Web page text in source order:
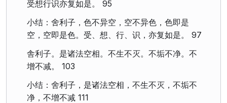
受想行识亦复如是。 95
小结：舍利子，色不异空，空不异色，色即是
空，空即是色。受、想、行、识，亦复如是。 97
舎利子。是诸法空相。不生不灭。不垢不净。不
增不减。 103
小结：舍利子，是诸法空相，不生不灭，不垢不
净，不增不减 111